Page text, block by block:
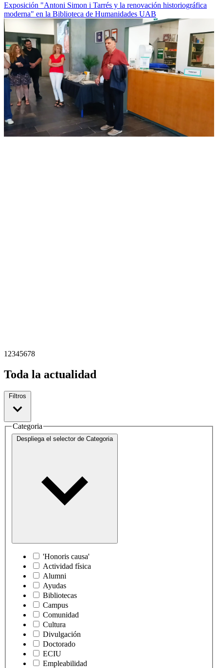
Exposición "Antoni Simon i Tarrés y la renovación historiográfica
moderna" en la Biblioteca de Humanidades UAB
12345678
Toda la actualidad
Filtros
Categoria
Despliega el selector de Categoria
'Honoris causa'
Actividad física
Alumni
Ayudas
Bibliotecas
Campus
Comunidad
Cultura
Divulgación
Doctorado
ECIU
Empleabilidad